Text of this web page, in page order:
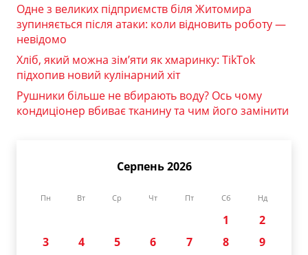
Одне з великих підприємств біля Житомира
зупиняється після атаки: коли відновить роботу —
невідомо
Хліб, який можна зім’яти як хмаринку: TikTok
підхопив новий кулінарний хіт
Рушники більше не вбирають воду? Ось чому
кондиціонер вбиває тканину та чим його замінити
Серпень 2026
Пн Вт Ср Чт Пт Сб Нд
1
2
3
4 5 6 7 8
9